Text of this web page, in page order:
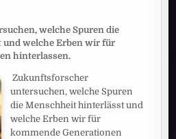
welche Spuren die
welche Erben wir für
hinterlassen.
Zukunftsforscher
untersuchen, welche Spuren
die Menschheit hinterlässt und
welche Erben wir für
kommende Generationen